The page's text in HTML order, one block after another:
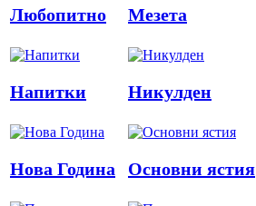
Любопитно Мезета
Напитки Никулден
Нова Година Основни ястия